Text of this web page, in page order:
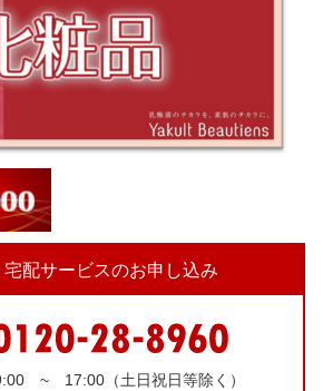
宅配サービスのお申し込み
~ 17:00（土日祝日等除く）